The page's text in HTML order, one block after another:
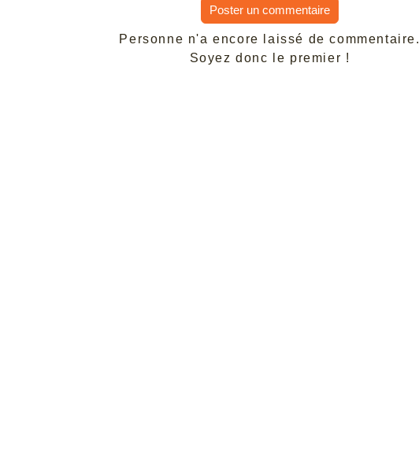
Poster un commentaire
Personne n'a encore laissé de commentaire.
Soyez donc le premier !